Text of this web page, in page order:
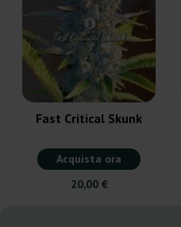
Fast Critical Skunk
Acquista ora
20,00 €